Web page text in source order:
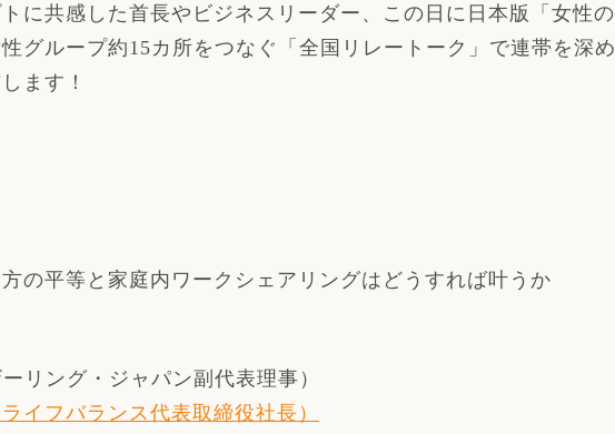
に共感した首長やビジネスリーダー、この日に日本版「女性の
グループ約15カ所をつなぐ「全国リレートーク」で連帯を深め
ます！
の平等と家庭内ワークシェアリングはどうすれば叶うか
リング・ジャパン副代表理事）
イフバランス代表取締役社長）